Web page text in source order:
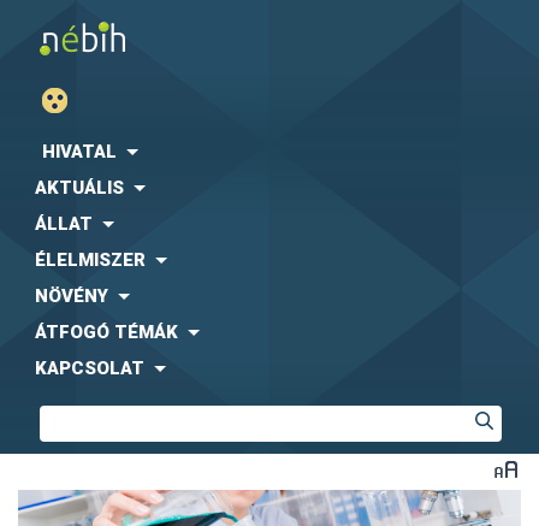
HIVATAL
AKTUÁLIS
ÁLLAT
ÉLELMISZER
NÖVÉNY
ÁTFOGÓ TÉMÁK
KAPCSOLAT